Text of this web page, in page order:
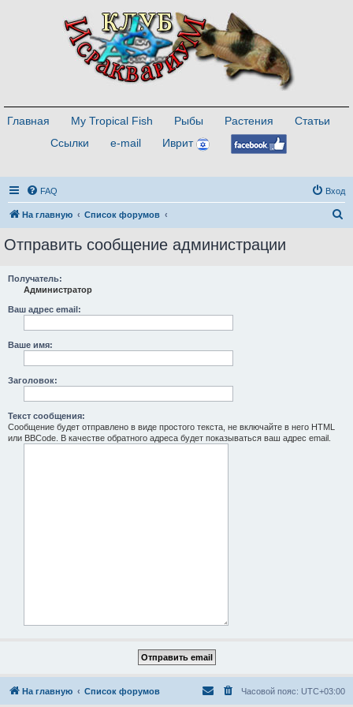
Главная My Tropical Fish Рыбы Растения
Статьи
Ссылки
e-mail Иврит
FAQ Вход
На главную Список форумов
Отправить сообщение администрации
Получатель:
Администратор
Ваш адрес email:
Ваше имя:
Заголовок:
Текст сообщения:
Сообщение будет отправлено в виде простого текста, не включайте в него HTML
или BBCode. В качестве обратного адреса будет показываться ваш адрес email.
На главную Список форумов Часовой пояс: UTC+03:00